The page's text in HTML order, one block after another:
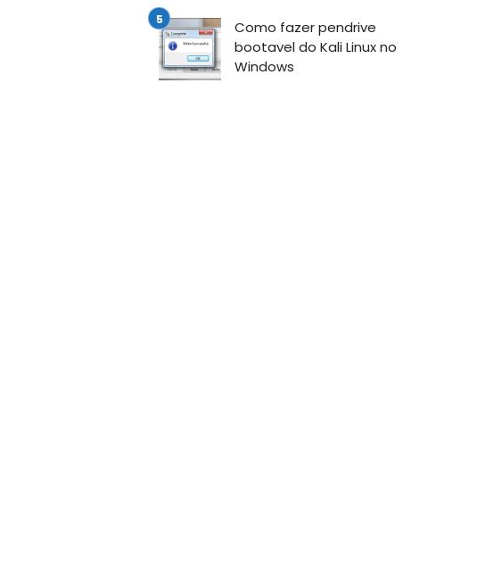
Como fazer pendrive
bootavel do Kali Linux no
Windows